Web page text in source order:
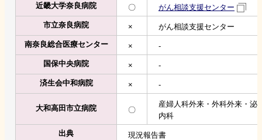
近畿大学奈良病院
〇
がん相談支援センター
市立奈良病院
×
がん相談支援センター
南奈良総合医療センター
×
-
国保中央病院
×
-
済生会中和病院
× -
大和高田市立病院 〇
産婦人科外来・外科外来・泌
内科
出典
現況報告書